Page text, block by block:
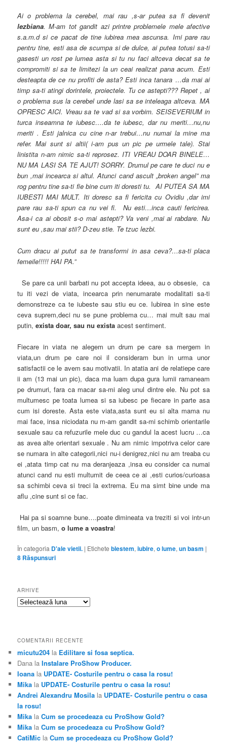
Ai o problema la cerebel, mai rau ,s-ar putea sa fi devenit
lezbiana. M-am tot gandit azi printre problemele mele afective
s.a.m.d si ce pacat de tine iubirea mea ascunsa. Imi pare rau
pentru tine, esti asa de scumpa si de dulce, ai putea totusi sa-ti
gasesti un rost pe lumea asta si tu nu faci altceva decat sa te
compromiti si sa te limitezi la un ceai realizat pana acum. Esti
desteapta de ce nu profiti de asta? Esti inca tanara …da mai ai
timp sa-ti atingi dorintele, proiectele. Tu ce astepti??? Repet , ai
o problema sus la cerebel unde lasi sa se inteleaga altceva. MA
OPRESC AICI. Vreau sa te vad si sa vorbim. SEISEVERIUM in
turca inseamna te iubesc….da te iubesc, dar nu meriti…nu,nu
meriti . Esti jalnica cu cine n-ar trebui…nu numai la mine ma
refer. Mai sunt si altii( i-am pus un pic pe urmele tale). Stai
linistita n-am nimic sa-ti reprosez. ITI VREAU DOAR BINELE…
NU MA LASI SA TE AJUT! SORRY. Drumul pe care te duci nu e
bun ,mai incearca si altul. Atunci cand ascult „broken angel” ma
rog pentru tine sa-ti fie bine cum iti doresti tu. AI PUTEA SA MA
IUBESTI MAI MULT. Iti doresc sa fi fericita cu Ovidiu ,dar imi
pare rau sa-ti spun ca nu vei fi. Nu esti…inca cauti fericirea.
Asa-i ca ai obosit s-o mai astepti? Va veni ,mai ai rabdare. Nu
sunt eu ,sau mai stii? D-zeu stie. Te tzuc lezbi.
Cum dracu ai putut sa te transformi in asa ceva?…sa-ti placa
femeile!!!!! HAI PA.”
Se pare ca unii barbati nu pot accepta ideea, au o obsesie, ca
tu iti vezi de viata, incearca prin nenumarate modalitati sa-ti
demonstreze ca te iubeste sau stiu eu ce. Iubirea in sine este
ceva suprem,deci nu se pune problema cu… mai mult sau mai
putin,exista doar, sau nu exista acest sentiment.
Fiecare in viata ne alegem un drum pe care sa mergem in
viata,un drum pe care noi il consideram bun in urma unor
satisfactii ce le avem sau motivatii. In atatia ani de relatiepe care
ii am (13 mai un pic), daca ma luam dupa gura lumii ramaneam
pe drumuri, fara ca macar sa-mi aleg unul dintre ele. Nu pot sa
multumesc pe toata lumea si sa iubesc pe fiecare in parte asa
cum isi doreste. Asta este viata,asta sunt eu si alta mama nu
mai face, insa niciodata nu m-am gandit sa-mi schimb orientarile
sexuale sau ca refuzurile mele duc cu gandul la acest lucru …ca
as avea alte orientari sexuale . Nu am nimic impotriva celor care
se numara in alte categorii,nici nu-i denigrez,nici nu am treaba cu
ei ,atata timp cat nu ma deranjeaza ,insa eu consider ca numai
atunci cand nu esti multumit de ceea ce ai ,esti curios/curioasa
sa schimbi ceva si treci la extrema. Eu ma simt bine unde ma
aflu ,cine sunt si ce fac.
Hai pa si soamne bune….poate dimineata va treziti si voi intr-un
film, un basm,o lume a voastra!
În categoria D'ale vietii. | Etichete blestem,iubire,o lume,un basm |
8 Răspunsuri
ARHIVE
Arhive
COMENTARII RECENTE
micutu204 la Edilitare si fosa septica.
Dana laInstalare ProShow Producer.
Ioana la UPDATE- Costurile pentru o casa la rosu!
Mika la UPDATE- Costurile pentru o casa la rosu!
Andrei Alexandru Mosila la UPDATE- Costurile pentru o casa
la rosu!
Mika laCum se procedeaza cu ProShow Gold?
Mika laCum se procedeaza cu ProShow Gold?
CatiMic laCum se procedeaza cu ProShow Gold?